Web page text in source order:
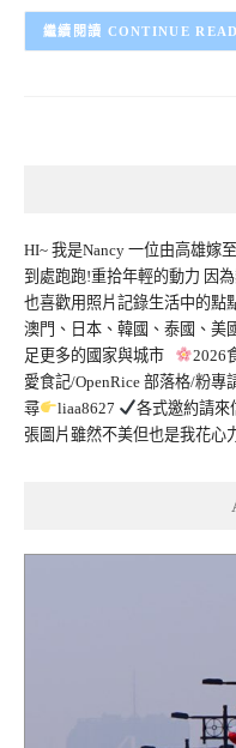
CONTINUE
HI~ 我是Nancy 一位由高雄嫁
到處跑跑!重拾年輕的動力 因
也喜歡用照片記錄生活中的點
澳門、日本、韓國、泰國、美
足更多的國家與城市
2026
愛食記/OpenRice 部落格/粉專
尋
liaa8627 各式邀約請來
張圖片雖然不美但也是我花心